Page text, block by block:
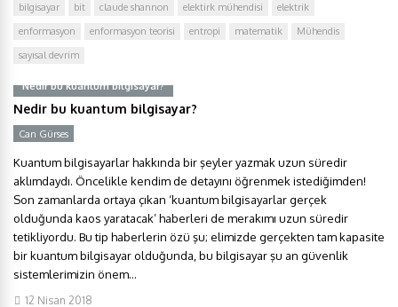
bilgisayar bit claude shannon elektirk mühendisi
elektrik
enformasyon
enformasyon teorisi entropi matematik
Mühendis
sayısal devrim
Nedir bu kuantum bilgisayar?
Nedir bu kuantum bilgisayar?
Can Gürses
Kuantum bilgisayarlar hakkında bir şeyler yazmak uzun süredir
aklımdaydı. Öncelikle kendim de detayını öğrenmek istediğimden!
Son zamanlarda ortaya çıkan ‘kuantum bilgisayarlar gerçek
olduğunda kaos yaratacak’ haberleri de merakımı uzun süredir
tetikliyordu. Bu tip haberlerin özü şu; elimizde gerçekten tam kapasite
bir kuantum bilgisayar olduğunda, bu bilgisayar şu an güvenlik
sistemlerimizin önem...
12 Nisan 2018